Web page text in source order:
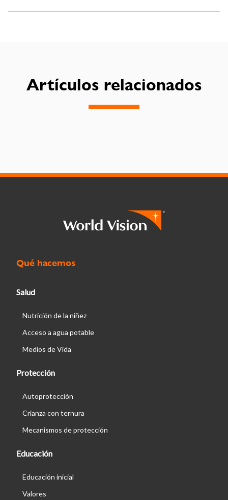
Artículos relacionados
Qué hacemos
Salud
Nutrición de la niñez
Acceso a agua potable
Medios de Vida
Protección
Autoprotección
Crianza con ternura
Mecanismos de protección
Educación
Educación inicial
Valores